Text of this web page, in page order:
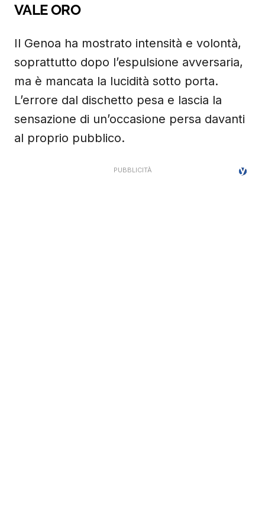
VALE ORO
Il Genoa ha mostrato intensità e volontà,
soprattutto dopo l’espulsione avversaria,
ma è mancata la lucidità sotto porta.
L’errore dal dischetto pesa e lascia la
sensazione di un’occasione persa davanti
al proprio pubblico.